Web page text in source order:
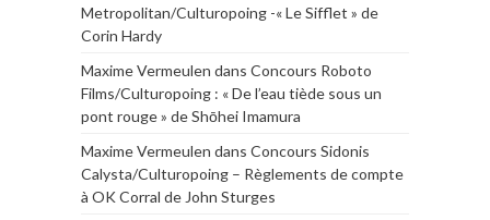
Metropolitan/Culturopoing -« Le Sifflet » de
Corin Hardy
Maxime Vermeulen dans Concours Roboto
Films/Culturopoing : « De l’eau tiède sous un
pont rouge » de Shōhei Imamura
Maxime Vermeulen dans Concours Sidonis
Calysta/Culturopoing – Règlements de compte
à OK Corral de John Sturges